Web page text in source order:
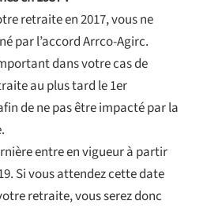
retraite en 2017, vous ne
par l’accord Arrco-Agirc.
dans votre cas de
au plus tard le 1er
de ne pas être impacté par la
entre en vigueur à partir
Si vous attendez cette date
retraite, vous serez donc